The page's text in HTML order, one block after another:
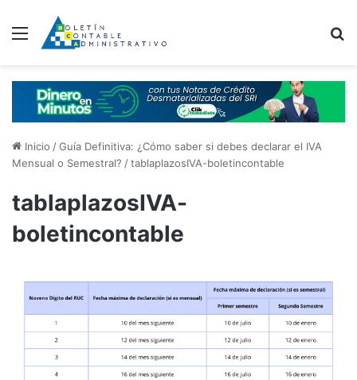
Menú
Inicio /Guía Definitiva: ¿Cómo saber si debes declarar el IVA
Mensual o Semestral? /tablaplazosIVA-boletincontable
tablaplazosIVA-
boletincontable